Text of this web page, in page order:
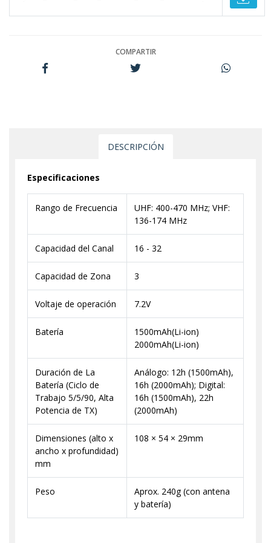
COMPARTIR
DESCRIPCIÓN
Especificaciones
Rango de Frecuencia
UHF: 400-470 MHz; VHF:
136-174 MHz
Capacidad del Canal 16 - 32
Capacidad de Zona 3
Voltaje de operación 7.2V
Batería
1500mAh(Li-ion)
2000mAh(Li-ion)
Duración de La
Batería (Ciclo de
Trabajo 5/5/90, Alta
Potencia de TX)
Análogo: 12h (1500mAh),
16h (2000mAh); Digital:
16h (1500mAh), 22h
(2000mAh)
Dimensiones (alto x
ancho x profundidad)
mm
108 × 54 × 29mm
Peso
Aprox. 240g (con antena
y batería)